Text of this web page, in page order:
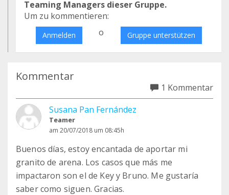
Teaming Managers dieser Gruppe.
Um zu kommentieren:
Anmelden o Gruppe unterstützen
Kommentar
1 Kommentar
Susana Pan Fernández
Teamer
am 20/07/2018 um 08:45h
Buenos días, estoy encantada de aportar mi
granito de arena. Los casos que más me
impactaron son el de Key y Bruno. Me gustaría
saber como siguen. Gracias.